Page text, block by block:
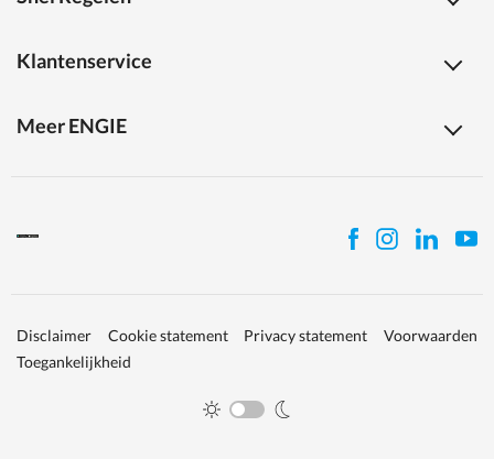
Klantenservice
Meer ENGIE
Disclaimer Cookie statement Privacy statement
Voorwaarden
Toegankelijkheid